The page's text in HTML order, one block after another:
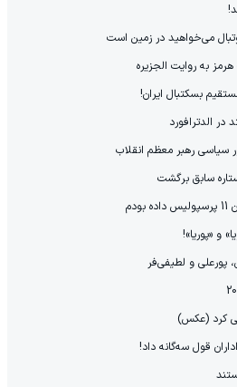
می‌خواهید در زمین است
به روایت الجزیره
بسکتبال ایران!
الدترافورد
سیاسی رهبر معظم انقلاب
سابق برگشت
و «پوریا»!
پورعلی و لطیفی‌فر
کرد (عکس)
قول سه‌گانه داد!